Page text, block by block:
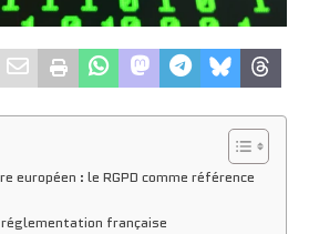
européen : le RGPD comme référence
française